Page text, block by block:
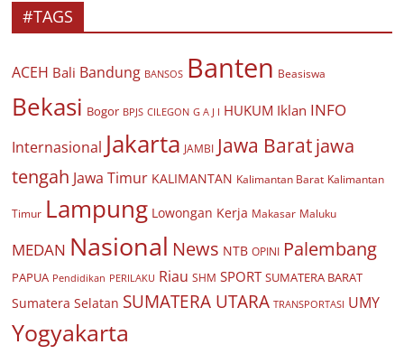
#TAGS
ACEH Bali Bandung BANSOS Banten Beasiswa
Bekasi Bogor BPJS CILEGON G A J I HUKUM Iklan INFO
Internasional Jakarta JAMBI Jawa Baratjawa
tengah Jawa Timur KALIMANTAN Kalimantan Barat Kalimantan
Timur Lampung Lowongan Kerja Makasar Maluku
MEDAN Nasional News NTB OPINI Palembang
PAPUA Pendidikan PERILAKU Riau SHM SPORT SUMATERA BARAT
Sumatera Selatan SUMATERA UTARA TRANSPORTASI UMY
Yogyakarta